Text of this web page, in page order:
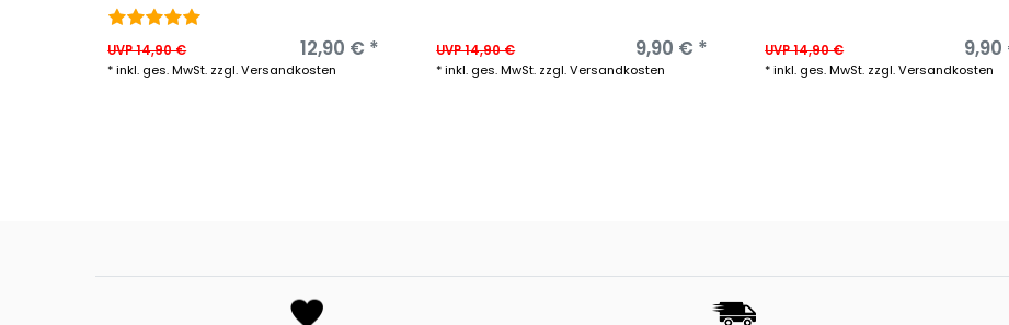
UVP 14,90 € 12,90 € *
*inkl. ges. MwSt. zzgl.Versandkosten
UVP 14,90 € 9,90 € *
*inkl. ges. MwSt. zzgl.Versandkosten
UVP 14,90 €
*inkl. ges. MwSt. zzgl.Versandkosten